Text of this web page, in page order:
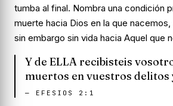
tumba al final. Nombra una condición
muerte hacia Dios en la que
sin embargo sin vida hacia Aquel que
Y de ELLA recibisteis
muertos en vuestros delitos
— EFESIOS 2:1